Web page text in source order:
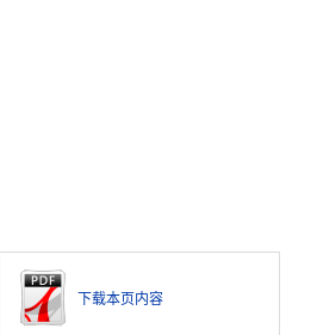
下载本页内容